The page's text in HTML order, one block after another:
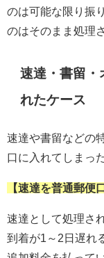
のは可能な限り振
のはそのまま処理
速達・書留・
れたケース
速達や書留などの
口に入れてしまっ
【速達を普通郵便
速達として処理さ
到着が1～2日遅れ